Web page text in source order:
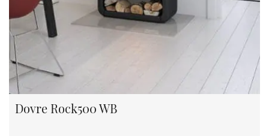
Dovre Rock500 WB